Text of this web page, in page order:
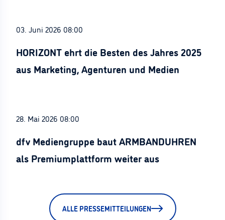
03. Juni 2026 08:00
HORIZONT ehrt die Besten des Jahres 2025
aus Marketing, Agenturen und Medien
28. Mai 2026 08:00
dfv Mediengruppe baut ARMBANDUHREN
als Premiumplattform weiter aus
ALLE PRESSEMITTEILUNGEN